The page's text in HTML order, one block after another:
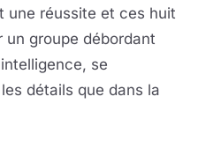
une réussite et ces huit
groupe débordant
se
détails que dans la